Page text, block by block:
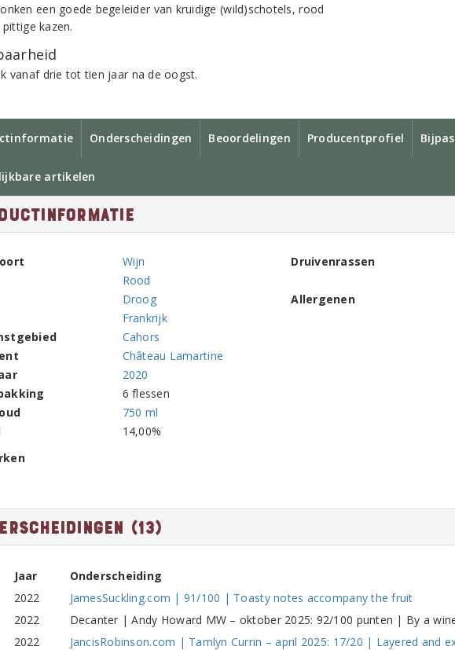
een goede begeleider van kruidige (wild)schotels, rood
kazen.
vanaf drie tot tien jaar na de oogst.
Onderscheidingen Beoordelingen Producentprofiel
artikelen
Wijn
Rood
Droog
Frankrijk
Cahors
Château Lamartine
2020
6 flessen
750 ml
14,00%
Druivenrassen
Allergenen
(13)
Jaar
Onderscheiding
2022
JamesSuckling.com | 91/100 | Toasty notes accompany the fruit
2022
Decanter | Andy Howard MW – oktober 2025: 92/100 punten | By a
2022
JancisRobinson.com | Tamlyn Currin – april 2025: 17/20 | Layered and